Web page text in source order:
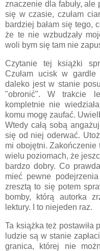
znaczenie dla fabuły, ale
się w czasie, czułam
bardziej bałam się tego,
że te nie wzbudzały
woli bym się tam nie
Czytanie tej książki
Czułam ucisk w
daleko jest w stanie
"obronić". W trakcie
kompletnie nie
komu mogę zaufać.
Wtedy całą sobą
się od niej oderwać.
mi obojętni. Zakończenie
wielu poziomach, że
bardzo dobry. Co
mieć pewne
zresztą to się potem
bomby, którą autorka
lektury. I to niejeden raz.
Ta książka też postawiła
ludzie są w stanie
granica, której nie